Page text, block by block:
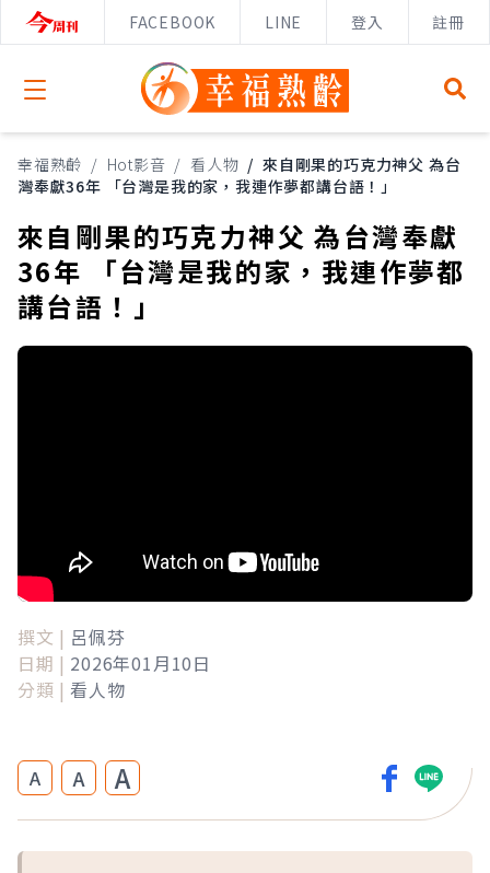
FACEBOOK LINE 登入 註冊
Open menu
幸福熟齡 / Hot影音 / 看人物 / 來自剛果的巧克力神父 為台
灣奉獻36年 「台灣是我的家，我連作夢都講台語！」
來自剛果的巧克力神父 為台灣奉獻
36年 「台灣是我的家，我連作夢都
講台語！」
撰文 | 呂佩芬
日期 | 2026年01月10日
分類 | 看人物
A A A